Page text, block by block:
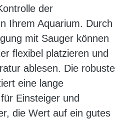
der
Ihrem Aquarium. Durch
mit Sauger können
flexibel platzieren und
ablesen. Die robuste
eine lange
Einsteiger und
die Wert auf ein gutes